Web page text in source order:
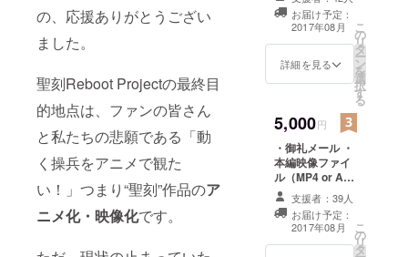
の、応援ありがとうござい
ました。
聖刻Reboot Projectの最終目
的地点は、ファンの皆さん
と私たちの悲願である「動
く操兵をアニメで観た
い！」つまり“聖刻”作品のア
ニメ化・映像化です。
トチームで
す。
お届け予定：
2017年08月
詳細を見る
こ
の
リ
タ
ー
ン
を
選
択
す
る
5,000円
・御礼メール ・
本編映像ファイ
ル（MP4 or AVI
予定） ・ポスト
カード３枚 ・ク
リアファイル
支援者：39人
お届け予定：
2017年08月
こ
の
リ
タ